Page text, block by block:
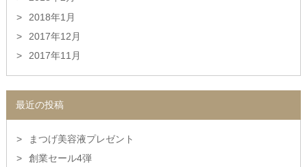
2018年1月
2017年12月
2017年11月
最近の投稿
まつげ美容液プレゼント
創業セール4弾